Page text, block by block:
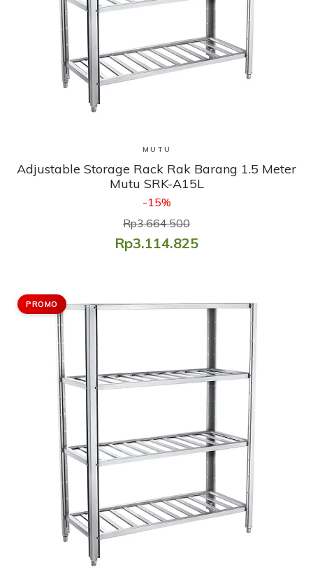
Lihat Produk
MUTU
Adjustable Storage Rack Rak Barang 1.5 Meter
Mutu SRK-A15L
-15%
Rp3.664.500
Rp3.114.825
PROMO